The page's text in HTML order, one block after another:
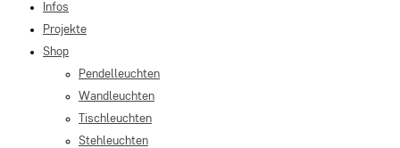
Infos
Projekte
Shop
Pendelleuchten
Wandleuchten
Tischleuchten
Stehleuchten